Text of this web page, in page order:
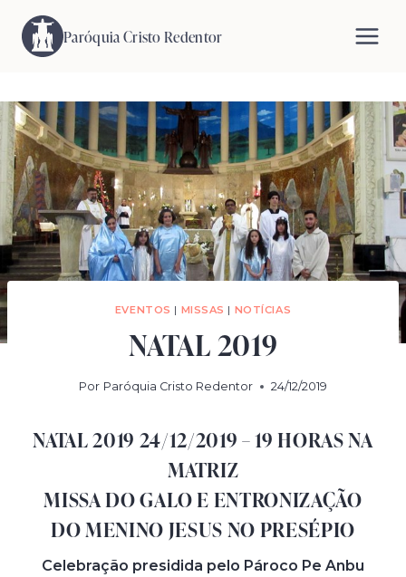
para
Paróquia Cristo Redentor
EVENTOS | MISSAS | NOTÍCIAS
NATAL 2019
Por Paróquia Cristo Redentor 24/12/2019
NATAL 2019 24/12/2019 – 19 HORAS NA
MATRIZ
MISSA DO GALO E ENTRONIZAÇÃO
DO MENINO JESUS NO PRESÉPIO
Celebração presidida pelo Pároco Pe Anbu